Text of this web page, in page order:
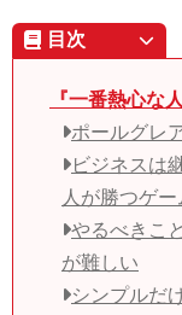
目次
『一番熱心な
ポールグレ
ビジネスは
人が勝つゲー
やるべきこ
が難しい
シンプルだ